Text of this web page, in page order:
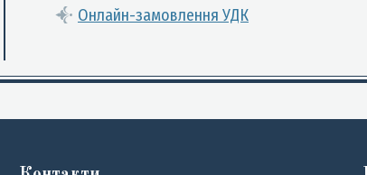
Онлайн-замовлення УДК